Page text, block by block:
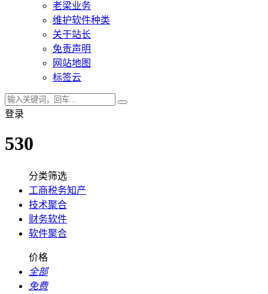
老梁业务
维护软件种类
关于站长
免责声明
网站地图
标签云
登录
530
分类筛选
工商税务知产
技术聚合
财务软件
软件聚合
价格
全部
免费